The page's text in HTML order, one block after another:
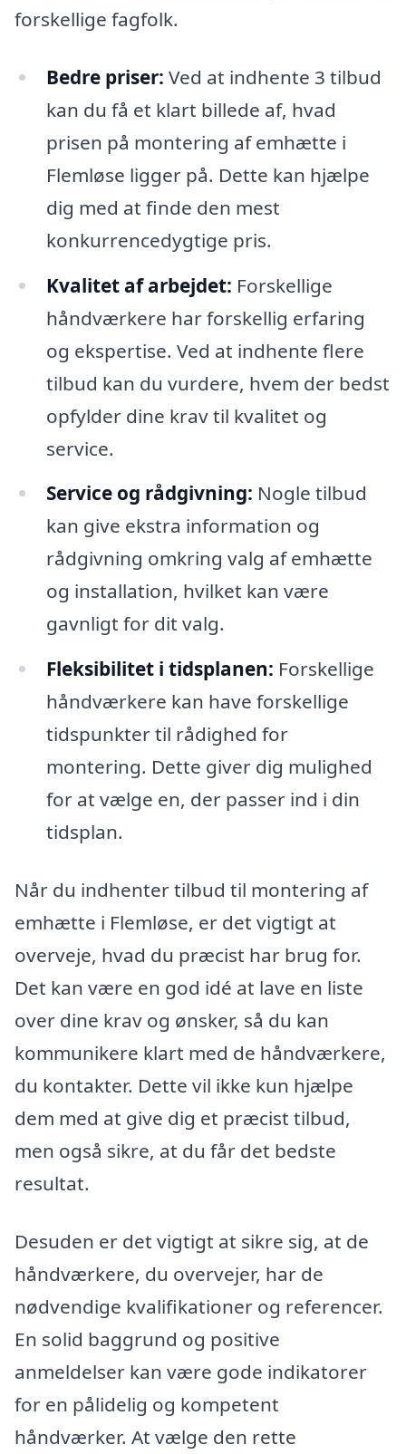
forskellige fagfolk.
Bedre priser: Ved at indhente 3 tilbud
kan du få et klart billede af, hvad
prisen på montering af emhætte i
Flemløse ligger på. Dette kan hjælpe
dig med at finde den mest
konkurrencedygtige pris.
Kvalitet af arbejdet: Forskellige
håndværkere har forskellig erfaring
og ekspertise. Ved at indhente flere
tilbud kan du vurdere, hvem der bedst
opfylder dine krav til kvalitet og
service.
Service og rådgivning: Nogle tilbud
kan give ekstra information og
rådgivning omkring valg af emhætte
og installation, hvilket kan være
gavnligt for dit valg.
Fleksibilitet i tidsplanen: Forskellige
håndværkere kan have forskellige
tidspunkter til rådighed for
montering. Dette giver dig mulighed
for at vælge en, der passer ind i din
tidsplan.
Når du indhenter tilbud til montering af
emhætte i Flemløse, er det vigtigt at
overveje, hvad du præcist har brug for.
Det kan være en god idé at lave en liste
over dine krav og ønsker, så du kan
kommunikere klart med de håndværkere,
du kontakter. Dette vil ikke kun hjælpe
dem med at give dig et præcist tilbud,
men også sikre, at du får det bedste
resultat.
Desuden er det vigtigt at sikre sig, at de
håndværkere, du overvejer, har de
nødvendige kvalifikationer og referencer.
En solid baggrund og positive
anmeldelser kan være gode indikatorer
for en pålidelig og kompetent
håndværker. At vælge den rette